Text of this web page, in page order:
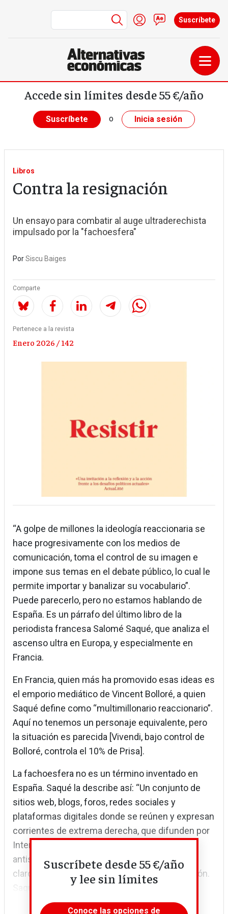
Pasar al contenido principal
Menú de cuenta de
Iniciar sesión
Contacto
Suscríbete
Accede sin límites desde 55 €/año
Suscríbete o Inicia sesión
Libros
Contra la resignación
Un ensayo para combatir al auge ultraderechista
impulsado por la "fachoesfera"
PorSiscu Baiges
Comparte
Pertenece a la revista
Enero 2026 / 142
“A golpe de millones la ideología reaccionaria se
hace progresivamente con los medios de
comunicación, toma el control de su imagen e
impone sus temas en el debate público, lo cual le
permite importar y banalizar su vocabulario”.
Puede parecerlo, pero no estamos hablando de
España. Es un párrafo del último libro de la
periodista francesa Salomé Saqué, que analiza el
ascenso ultra en Europa, y especialmente en
Francia.
En Francia, quien más ha promovido esas ideas es
el emporio mediático de Vincent Bolloré, a quien
Saqué define como “multimillonario reaccionario”.
Aquí no tenemos un personaje equivalente, pero
la situación es parecida [Vivendi, bajo control de
Bolloré, controla el 10% de Prisa].
La fachoesfera no es un término inventado en
España. Saqué la describe así: “Un conjunto de
sitios web, blogs, foros, redes sociales y
plataformas digitales donde se reúnen y expresan
corrientes de extrema derecha, que difunden por
Internet ideas xenófobas, islamófobas,
antisemitas y nacionalistas”. Y hay que añadir,
claro, periódicos y emisoras de radio y televisión.
Saqué no da la batalla por perdida y...
Suscríbete desde 55 €/año
y lee sin límites
Conoce las opciones de